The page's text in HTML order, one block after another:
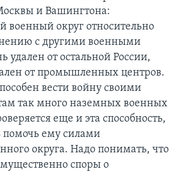
и Вашингтона:
военный округ относительно
с другими военными
удален от остальной России,
от промышленных центров.
вести войну своими
так много наземных военных
еще и эта способность,
помочь ему силами
округа. Надо понимать, что
споры о